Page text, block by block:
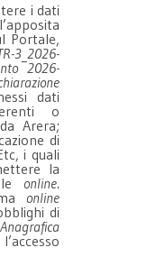
i dati
Portale,
3_2026-
2026-
dati
o
Arera;
di
i quali
la
online.
online
di
Anagrafica